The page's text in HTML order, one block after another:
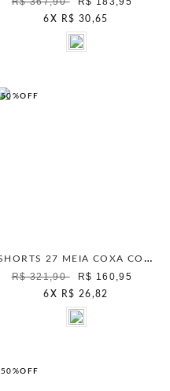
6 X R$ 30,65
50%OFF
SHORTS 27 MEIA COXA COMFORT MARINHO
R$ 321,90
R$ 160,95
6 X R$ 26,82
50%OFF